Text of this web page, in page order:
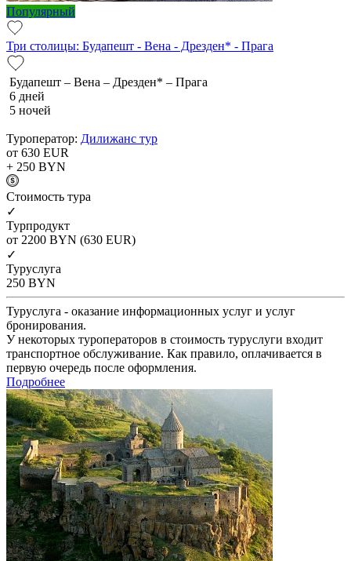
Популярный
Три столицы: Будапешт - Вена - Дрезден* - Прага
Будапешт – Вена – Дрезден* – Прага
6 дней
5 ночей
Туроператор: Дилижанс тур
от 630 EUR
+ 250 BYN
Cтоимость тура
✓
Турпродукт
от 2200 BYN (630 EUR)
✓
Туруслуга
250 BYN
Туруслуга - оказание информационных услуг и услуг
бронирования.
У некоторых туроператоров в стоимость туруслуги входит
транспортное обслуживание. Как правило, оплачивается в
первую очередь после оформления.
Подробнее